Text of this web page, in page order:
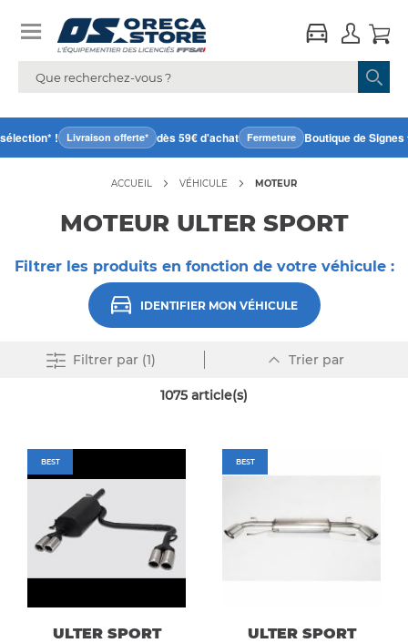
! Livraison offerte* dès 59€ d'achat Fermeture Boutique de Signes
ACCUEIL VÉHICULE MOTEUR
MOTEUR ULTER SPORT
Filtrer les produits en fonction de votre véhicule :
IDENTIFIER MON VÉHICULE
Supprimer tout
Filtrerpar (1) Trier par
ordre
1075 article(s)
BEST
ULTER SPORT
BEST
ULTER SPORT